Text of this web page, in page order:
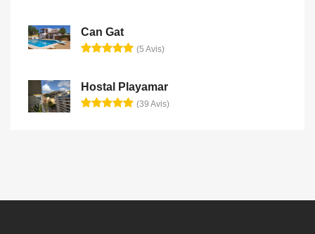
Can Gat
(5 Avis)
Hostal Playamar
(39 Avis)